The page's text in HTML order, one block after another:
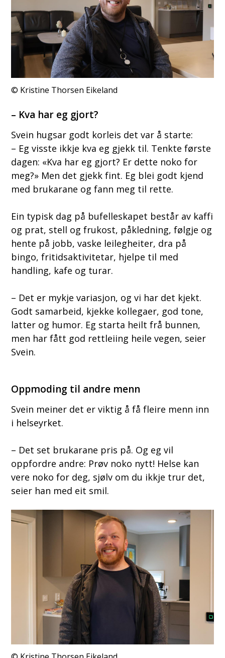
Kristine Thorsen Eikeland
– Kva har eg gjort?
Svein hugsar godt korleis det var å starte:
– Eg visste ikkje kva eg gjekk til. Tenkte første
dagen: «Kva har eg gjort? Er dette noko for
meg?» Men det gjekk fint. Eg blei godt kjend
med brukarane og fann meg til rette.
Ein typisk dag på bufelleskapet består av kaffi
og prat, stell og frukost, påkledning, følgje og
hente på jobb, vaske leilegheiter, dra på
bingo, fritidsaktivitetar, hjelpe til med
handling, kafe og turar.
– Det er mykje variasjon, og vi har det kjekt.
Godt samarbeid, kjekke kollegaer, god tone,
latter og humor. Eg starta heilt frå bunnen,
men har fått god rettleiing heile vegen, seier
Svein.
Oppmoding til andre menn
Svein meiner det er viktig å få fleire menn inn
i helseyrket.
– Det set brukarane pris på. Og eg vil
oppfordre andre: Prøv noko nytt! Helse kan
vere noko for deg, sjølv om du ikkje trur det,
seier han med eit smil.